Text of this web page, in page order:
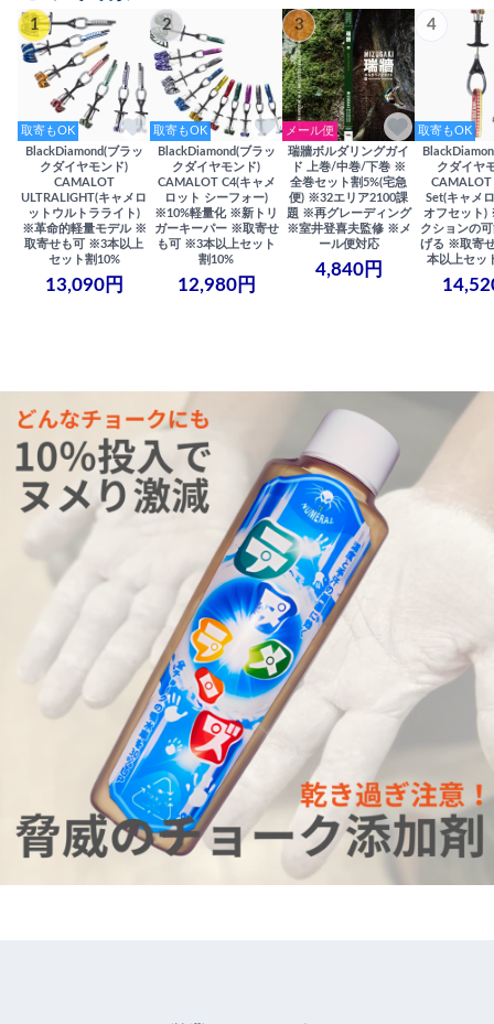
1
取寄もOK
BlackDiamond(ブラッ
クダイヤモンド)
CAMALOT
ULTRALIGHT(キャメロ
ットウルトラライト)
※革命的軽量モデル ※
取寄せも可 ※3本以上
セット割10%
13,090円
2
取寄もOK
BlackDiamond(ブラッ
クダイヤモンド)
CAMALOT C4(キャメ
ロット シーフォー)
※10%軽量化 ※新トリ
ガーキーパー ※取寄せ
も可 ※3本以上セット
割10%
12,980円
3
メール便
瑞牆ボルダリングガイ
ド 上巻/中巻/下巻 ※
全巻セット割5%(宅急
便) ※32エリア2100課
題 ※再グレーディング
※室井登喜夫監修 ※メ
ール便対応
4,840円
4
取寄もOK
クダイヤ
Set(キャメ
オフセット)
クションの
げる ※取寄
本以上セッ